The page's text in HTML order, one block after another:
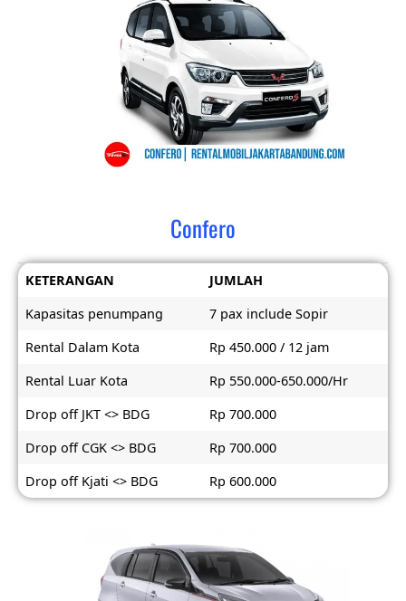
Confero
KETERANGAN
JUMLAH
Kapasitas penumpang
7 pax include Sopir
Rental Dalam Kota
Rp 450.000 / 12 jam
Rental Luar Kota
Rp 550.000-650.000/Hr
Drop off JKT <> BDG
Rp 700.000
Drop off CGK <> BDG
Rp 700.000
Drop off Kjati <> BDG
Rp 600.000